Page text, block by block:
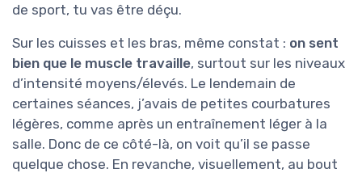
de sport, tu vas être déçu.
Sur les cuisses et les bras, même constat : on sent
bien que le muscle travaille, surtout sur les niveaux
d’intensité moyens/élevés. Le lendemain de
certaines séances, j’avais de petites courbatures
légères, comme après un entraînement léger à la
salle. Donc de ce côté-là, on voit qu’il se passe
quelque chose. En revanche, visuellement, au bout